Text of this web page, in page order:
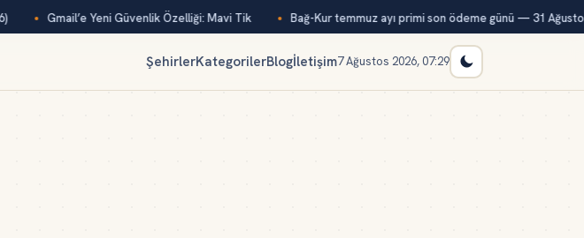
Gmail’e Yeni Güvenlik Özelliği: Mavi Tik Bağ-Kur temmuz ayı primi son ödeme günü — 31 Ağustos
ŞehirlerKategorilerBlogİletişim7 Ağustos 2026, 07:29